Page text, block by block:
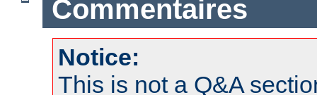
Commentaires
Notice:
This is not a Q&A